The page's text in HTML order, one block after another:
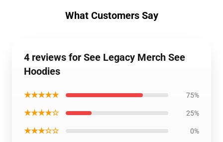
What Customers Say
4 reviews for See Legacy Merch See
Hoodies
★★★★★ 75%
★★★★☆ 25%
★★★☆☆ 0%